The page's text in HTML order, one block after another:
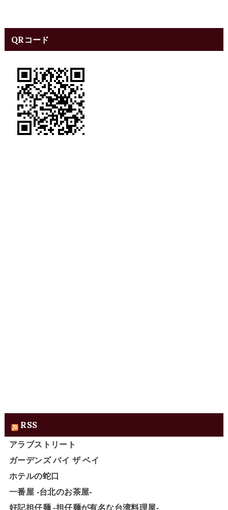
QRコード
RSS
アラブストリート
ガーデンズ バイ ザ ベイ
ホテルの蛇口
一番屋 -台北のお茶屋-
好記担仔麺 -担仔麺が有名な台湾料理屋-